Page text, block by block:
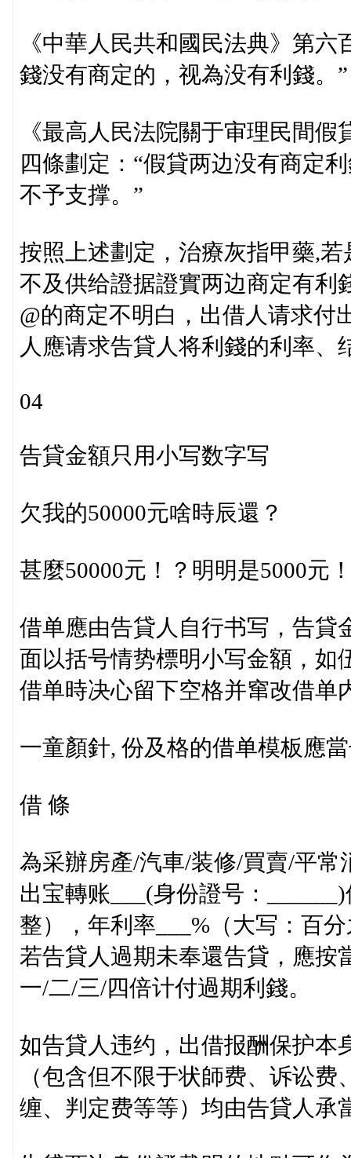
《中華人民共和國民法典》第
錢没有商定的，视為没有利錢。”
《最高人民法院關于审理民間
四條劃定：“假貸两边没有商定
不予支撑。”
按照上述劃定，治療灰指甲藥,
不及供给證据證實两边商定有利
@的商定不明白，出借人请求付
人應请求告貸人将利錢的利率
04
告貸金額只用小写数字写
欠我的50000元啥時辰還？
甚麼50000元！？明明是5000元
借单應由告貸人自行书写，告貸
面以括号情势標明小写金額，如
借单時决心留下空格并窜改借单
一童顏針, 份及格的借单模板應
借 條
為采辦房產/汽車/装修/買賣/平
出宝轉账___(身份證号：
整），年利率___%（大写：百
若告貸人過期未奉還告貸，應按
一/二/三/四倍计付過期利錢。
如告貸人违约，出借报酬保护本
（包含但不限于状師费、诉讼
缠、判定费等等）均由告貸人承